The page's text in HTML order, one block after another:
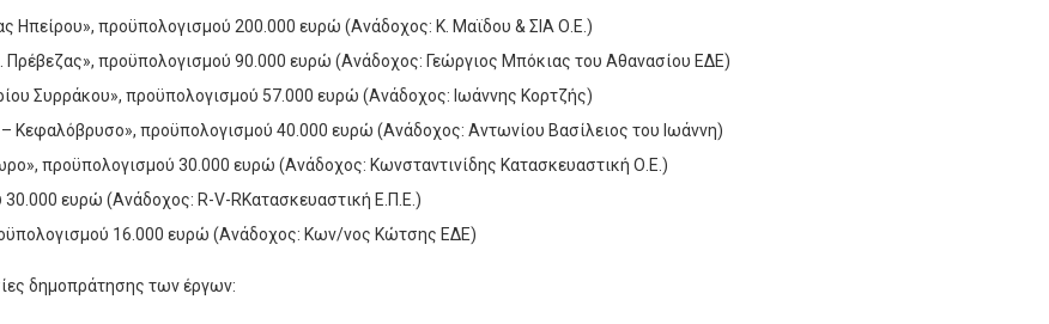
Ηπείρου», προϋπολογισμού 200.000 ευρώ (Ανάδοχος: Κ. Μαϊδου & ΣΙΑ Ο.Ε.)
προϋπολογισμού 90.000 ευρώ (Ανάδοχος: Γεώργιος Μπόκιας του Αθανασίου ΕΔΕ)
Συρράκου», προϋπολογισμού 57.000 ευρώ (Ανάδοχος: Ιωάννης Κορτζής)
Κεφαλόβρυσο», προϋπολογισμού 40.000 ευρώ (Ανάδοχος: Αντωνίου Βασίλειος του Ιωάννη)
προϋπολογισμού 30.000 ευρώ (Ανάδοχος: Κωνσταντινίδης Κατασκευαστική Ο.Ε.)
ευρώ (Ανάδοχος: R-V-RΚατασκευαστική Ε.Π.Ε.)
16.000 ευρώ (Ανάδοχος: Κων/νος Κώτσης ΕΔΕ)
δημοπράτησης των έργων: